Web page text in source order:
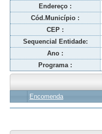
Endereço :
Cód.Município :
CEP :
Sequencial Entidade:
Ano :
Programa :
Encomenda